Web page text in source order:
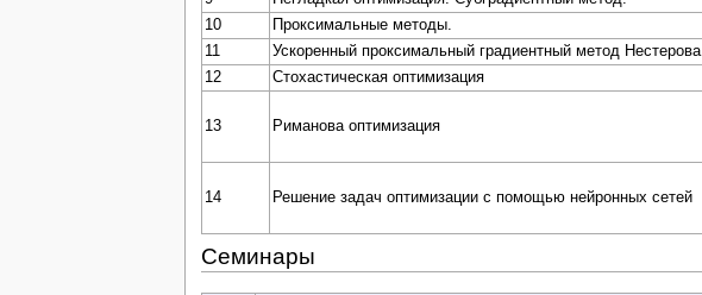
10
Проксимальные методы.
11
Ускоренный проксимальный градиентный метод Нестерова.
12
Стохастическая оптимизация
13 Риманова оптимизация
14 Решение задач оптимизации с помощью нейронных сетей
Семинары